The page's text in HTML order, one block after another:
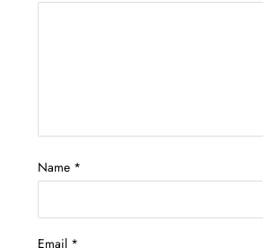
Name *
Email *